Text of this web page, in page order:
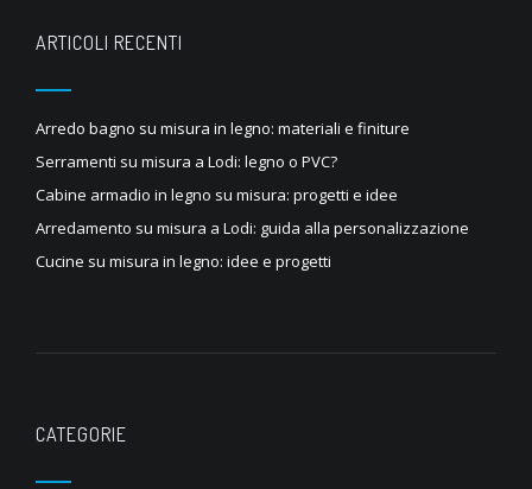
ARTICOLI RECENTI
Arredo bagno su misura in legno: materiali e finiture
Serramenti su misura a Lodi: legno o PVC?
Cabine armadio in legno su misura: progetti e idee
Arredamento su misura a Lodi: guida alla personalizzazione
Cucine su misura in legno: idee e progetti
CATEGORIE